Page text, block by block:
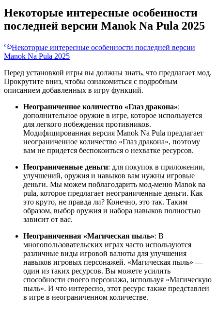
Некоторые интересные особенности
последней версии Manok Na Pula 2025
Некоторые интересные особенности последней версии
Manok Na Pula 2025
Перед установкой игры вы должны знать, что предлагает мод.
Прокрутите вниз, чтобы ознакомиться с подробным
описанием добавленных в игру функций.
Неограниченное количество «Глаз дракона»:
дополнительное оружие в игре, которое используется
для легкого побеждения противников.
Модифицированная версия Manok Na Pula предлагает
неограниченное количество «Глаз дракона», поэтому
вам не придется беспокоиться о нехватке ресурсов.
Неограниченные деньги: для покупок в приложении,
улучшений, оружия и навыков вам нужны игровые
деньги. Мы можем поблагодарить мод-меню Manok na
pula, которое предлагает неограниченные деньги. Как
это круто, не правда ли? Конечно, это так. Таким
образом, выбор оружия и набора навыков полностью
зависит от вас.
Неограниченная «Магическая пыль»: В
многопользовательских играх часто используются
различные виды игровой валюты для улучшения
навыков игровых персонажей. «Магическая пыль» —
один из таких ресурсов. Вы можете усилить
способности своего персонажа, используя «Магическую
пыль». И что интересно, этот ресурс также представлен
в игре в неограниченном количестве.